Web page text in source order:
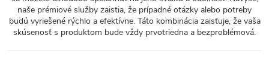
naše prémiové služby zaistia, že prípadné otázky alebo potreby
budú vyriešené rýchlo a efektívne. Táto kombinácia zaisťuje, že vaša
skúsenosť s produktom bude vždy prvotriedna a bezproblémová.